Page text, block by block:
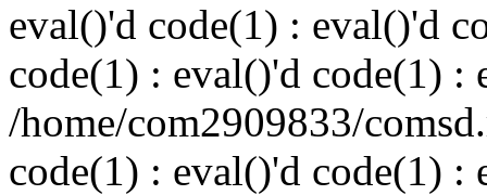
eval()'d code(1) : eval()'d
code(1) : eval()'d code(1) :
/home/com2909833/
code(1) : eval()'d code(1) :